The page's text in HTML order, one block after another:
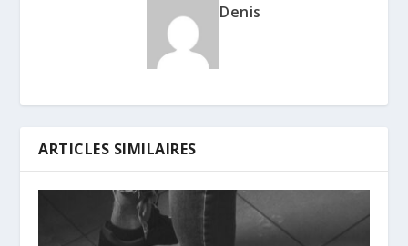
Denis
ARTICLES SIMILAIRES